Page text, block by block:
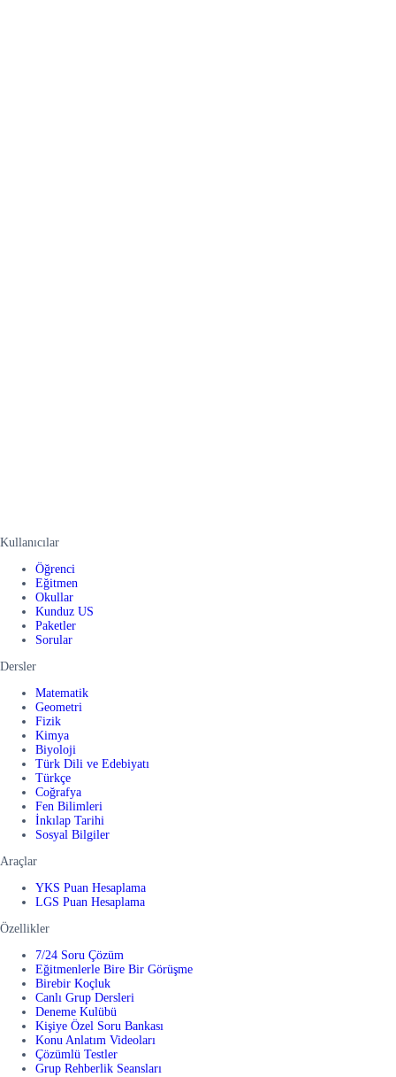
Kullanıcılar
Öğrenci
Eğitmen
Okullar
Kunduz US
Paketler
Sorular
Dersler
Matematik
Geometri
Fizik
Kimya
Biyoloji
Türk Dili ve Edebiyatı
Türkçe
Coğrafya
Fen Bilimleri
İnkılap Tarihi
Sosyal Bilgiler
Araçlar
YKS Puan Hesaplama
LGS Puan Hesaplama
Özellikler
7/24 Soru Çözüm
Eğitmenlerle Bire Bir Görüşme
Birebir Koçluk
Canlı Grup Dersleri
Deneme Kulübü
Kişiye Özel Soru Bankası
Konu Anlatım Videoları
Çözümlü Testler
Grup Rehberlik Seansları